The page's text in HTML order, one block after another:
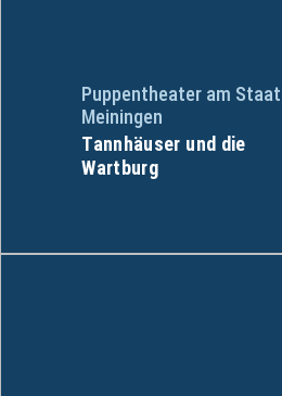
Puppentheater am
Meiningen
Tannhäuser und die
Wartburg